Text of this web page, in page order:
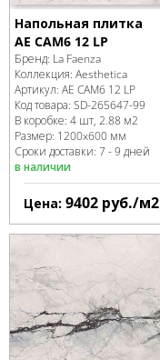
Напольная плитка
AE CAM6 12 LP
Бренд: La Faenza
Коллекция: Aesthetica
Артикул: AE CAM6 12 LP
Код товара: SD-265647-99
В коробке: 4 шт, 2.88 м2
Размер: 1200x600 мм
Сроки доставки: 7 - 9 дней
в наличии
Цена: 9402 руб./м2